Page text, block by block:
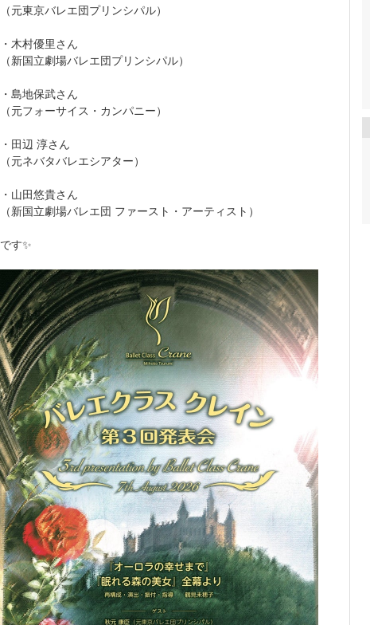
（元東京バレエ団プリンシパル）
・木村優里さん
（新国立劇場バレエ団プリンシパル）
・島地保武さん
（元フォーサイス・カンパニー）
・田辺 淳さん
（元ネバタバレエシアター）
・山田悠貴さん
（新国立劇場バレエ団 ファースト・アーティスト）
です✨